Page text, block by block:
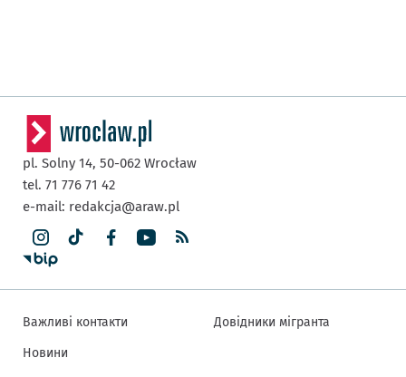
pl. Solny 14, 50-062 Wrocław
tel. 71 776 71 42
e-mail: redakcja@araw.pl
Важливі контакти
Новини
Довідники мігранта